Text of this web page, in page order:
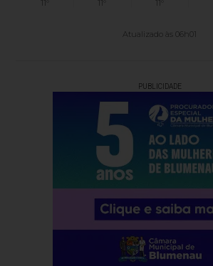
Atualizado às 06h01
PUBLICIDADE